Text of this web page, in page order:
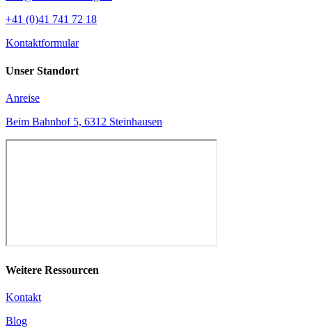
+41 (0)41 741 72 18
Kontaktformular
Unser Standort
Anreise
Beim Bahnhof 5, 6312 Steinhausen
Weitere Ressourcen
Kontakt
Blog